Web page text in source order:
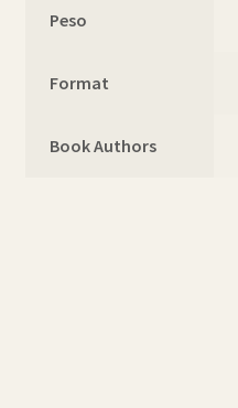
Peso
Format
Book Authors